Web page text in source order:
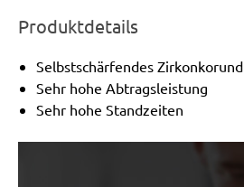
Produktdetails
Selbstschärfendes Zirkonkorund
Sehr hohe Abtragsleistung
Sehr hohe Standzeiten